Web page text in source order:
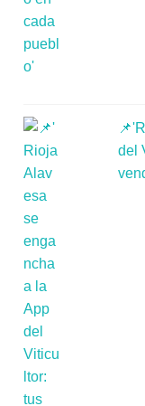
del